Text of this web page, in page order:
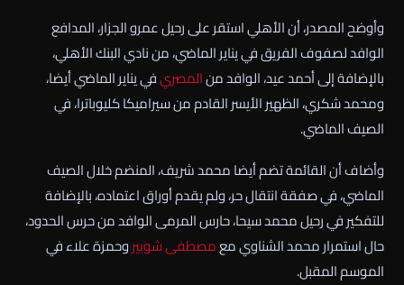
وأوضح المصدر، أن الأهلي استقر على رحيل عمرو الجزار، المدافع
الوافد لصفوف الفريق في يناير الماضي، من نادي البنك الأهلي،
بالإضافة إلى أحمد عيد، الوافد منالمصريفي يناير الماضي أيضا،
ومحمد شكري، الظهير الأيسر القادم من سيراميكا كليوباترا، في
الصيف الماضي.
وأضاف أن القائمة تضم أيضا محمد شريف، المنضم خلال الصيف
الماضي، في صفقة انتقال حر، ولم يقدم أوراق اعتماده، بالإضافة
للتفكير في رحيل محمد سيحا، حارس المرمى الوافد من حرس الحدود،
حال استمرار محمد الشناوي معمصطفى شوبيروحمزة علاء في
الموسم المقبل.